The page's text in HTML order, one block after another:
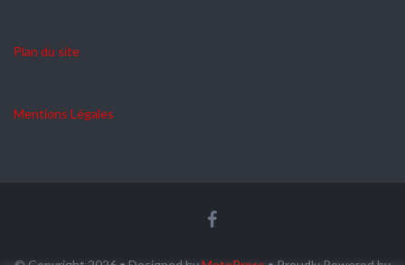
Plan du site
Mentions Légales